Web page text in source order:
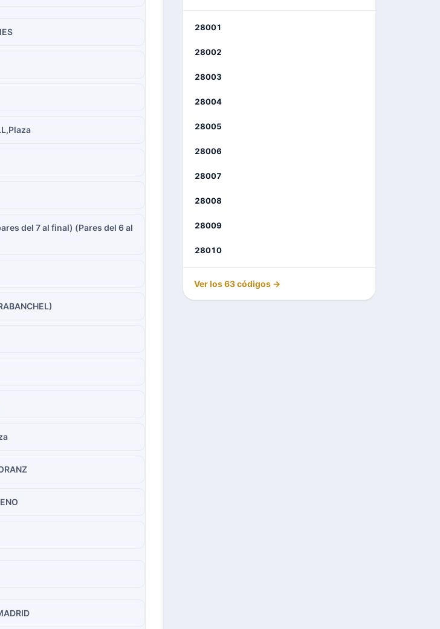
del 7 al final) (Pares del 6 al
28001
28002
28003
28004
28005
28006
28007
28008
28009
28010
Ver los 63 códigos →